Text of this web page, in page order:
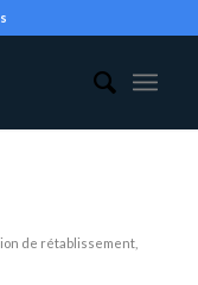
de rétablissement,